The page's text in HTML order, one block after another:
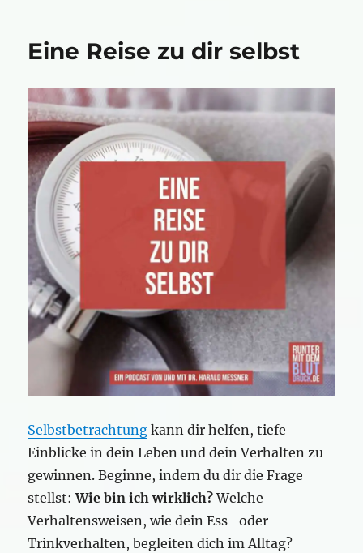
Eine Reise zu dir selbst
Selbstbetrachtung kann dir helfen, tiefe
Einblicke in dein Leben und dein Verhalten zu
gewinnen. Beginne, indem du dir die Frage
stellst:Wie bin ich wirklich?Welche
Verhaltensweisen, wie dein Ess- oder
Trinkverhalten, begleiten dich im Alltag?